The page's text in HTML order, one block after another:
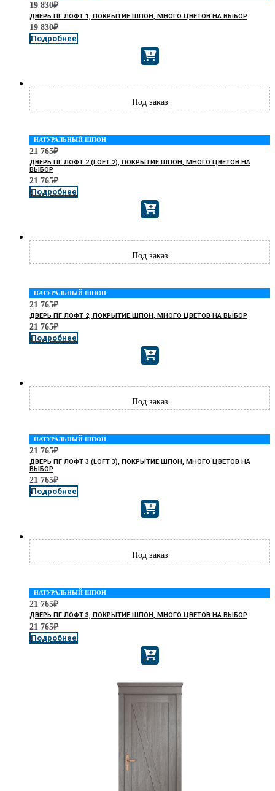
19 830₽
ДВЕРЬ ПГ ЛОФТ 1, ПОКРЫТИЕ ШПОН, МНОГО ЦВЕТОВ НА ВЫБОР
19 830₽
Подробнее
НАТУРАЛЬНЫЙ ШПОН
21 765₽
ДВЕРЬ ПГ ЛОФТ 2 (LOFT 2), ПОКРЫТИЕ ШПОН, МНОГО ЦВЕТОВ НА
ВЫБОР
21 765₽
Подробнее
НАТУРАЛЬНЫЙ ШПОН
21 765₽
ДВЕРЬ ПГ ЛОФТ 2, ПОКРЫТИЕ ШПОН, МНОГО ЦВЕТОВ НА ВЫБОР
21 765₽
Подробнее
НАТУРАЛЬНЫЙ ШПОН
21 765₽
ДВЕРЬ ПГ ЛОФТ 3 (LOFT 3), ПОКРЫТИЕ ШПОН, МНОГО ЦВЕТОВ НА
ВЫБОР
21 765₽
Подробнее
НАТУРАЛЬНЫЙ ШПОН
21 765₽
ДВЕРЬ ПГ ЛОФТ 3, ПОКРЫТИЕ ШПОН, МНОГО ЦВЕТОВ НА ВЫБОР
21 765₽
Подробнее